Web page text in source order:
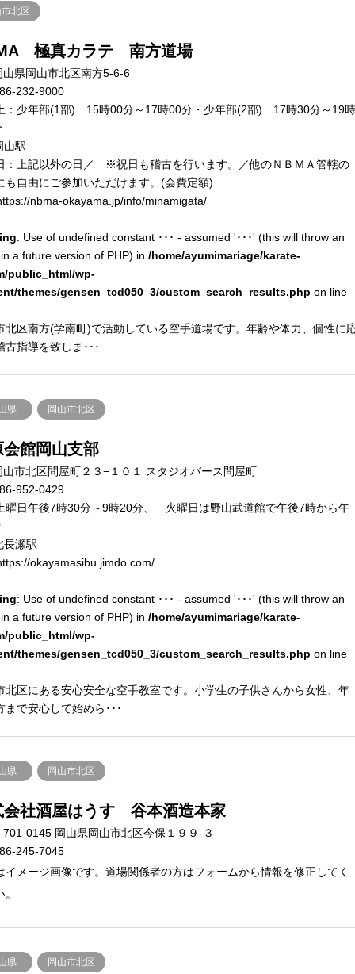
北区
極真カラテ 南方道場
山県岡山市北区南方5-6-6
232-9000
：少年部(1部)…15時00分～17時00分・少年部(2部)…17時30分～19
山駅
：上記以外の日／ ※祝日も稽古を行います。／他のＮＢＭＡ管轄の
も自由にご参加いただけます。(会費定額)
nbma-okayama.jp/info/minamigata/
: Use of undefined constant ･･･ - assumed '･･･' (this will throw an
a future version of PHP) in/home/ayumimariage/karate-
public_html/wp-
themes/gensen_tcd050_3/custom_search_results.php on line
北区南方(学南町)で活動している空手道場です。年齢や体力、個性に
古指導を致しま･･･
県 岡山市北区
会館岡山支部
山市北区問屋町２３−１０１ スタジオバース問屋町
952-0429
曜日午後7時30分～9時20分、 火曜日は野山武道館で午後7時から午
長瀬駅
okayamasibu.jimdo.com/
: Use of undefined constant ･･･ - assumed '･･･' (this will throw an
a future version of PHP) in/home/ayumimariage/karate-
public_html/wp-
themes/gensen_tcd050_3/custom_search_results.php on line
北区にある安心安全な空手教室です。小学生の子供さんから女性、年
まで安心して始めら･･･
県 岡山市北区
会社酒屋はうす 谷本酒造本家
701-0145 岡山県岡山市北区今保１９９-３
245-7045
イメージ画像です。道場関係者の方はフォームから情報を修正してく
県 岡山市北区